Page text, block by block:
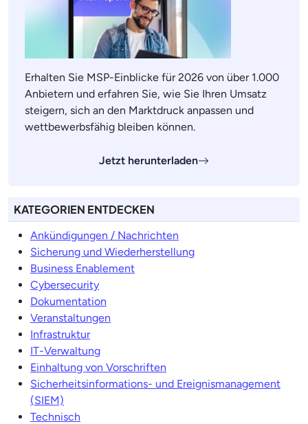
Erhalten Sie MSP-Einblicke für 2026 von über 1.000
Anbietern und erfahren Sie, wie Sie Ihren Umsatz
steigern, sich an den Marktdruck anpassen und
wettbewerbsfähig bleiben können.
Jetzt herunterladen
KATEGORIEN ENTDECKEN
Ankündigungen / Nachrichten
Sicherung und Wiederherstellung
Business Enablement
Cybersecurity
Dokumentation
Veranstaltungen
Infrastruktur
IT-Verwaltung
Einhaltung von Vorschriften
Sicherheitsinformations- und Ereignismanagement
(SIEM)
Technisch